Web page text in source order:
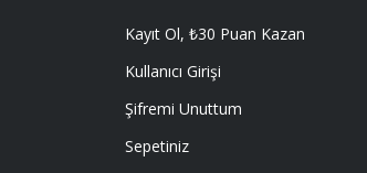
Kayıt Ol, ₺30 Puan Kazan
Kullanıcı Girişi
Şifremi Unuttum
Sepetiniz